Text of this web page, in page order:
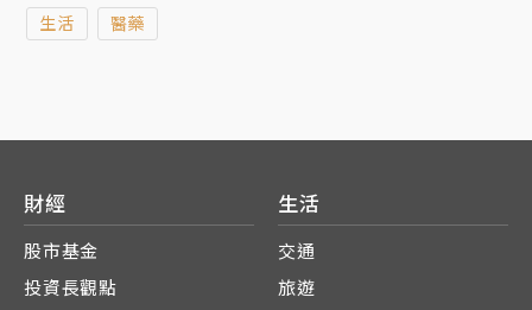
已不只是「AI會不會回答」，而是「能不能相信AI的回
生活 醫藥
財經
股市基金
投資長觀點
生活
交通
旅遊